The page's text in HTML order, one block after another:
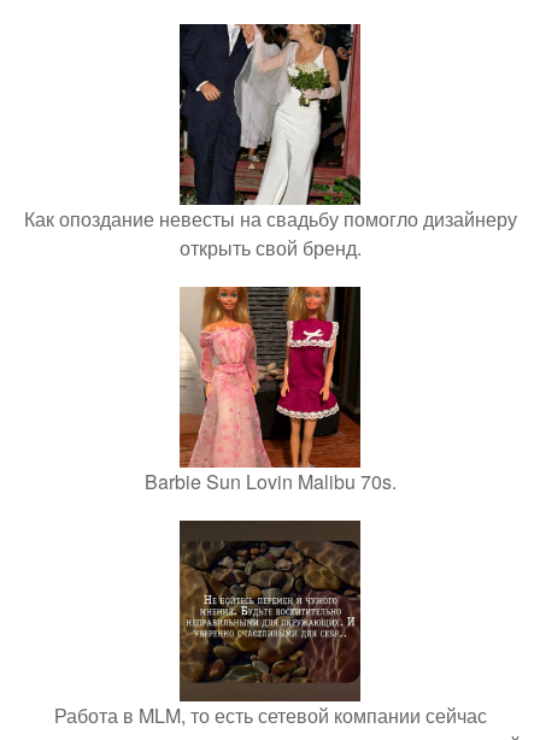
Как опоздание невесты на свадьбу помогло дизайнеру
открыть свой бренд.
Barbie Sun Lovin Malibu 70s.
Работа в MLM, то есть сетевой компании сейчас